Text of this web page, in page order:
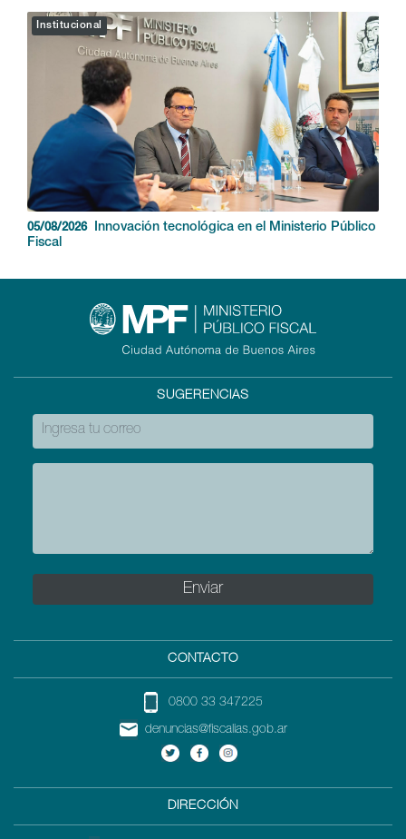
Institucional
05/08/2026
Innovación tecnológica en el Ministerio Público
Fiscal
SUGERENCIAS
CONTACTO
0800 33 347225
denuncias@fiscalias.gob.ar
DIRECCIÓN